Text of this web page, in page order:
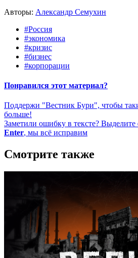
Авторы: Александр Семухин
#Россия
#экономика
#кризис
#бизнес
#корпорации
Понравился этот материал?
Поддержи "Вестник Бури", чтобы
больше!
Заметили ошибку в тексте?
Enter, мы всё исправим
Смотрите также